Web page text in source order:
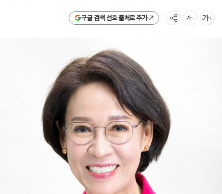
구글 검색 선호 출처로 추가